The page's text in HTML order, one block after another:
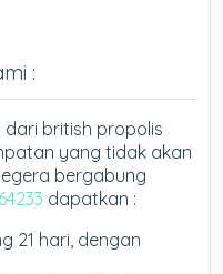
:
dari british propolis
yang tidak akan
bergabung
dapatkan :
21 hari, dengan